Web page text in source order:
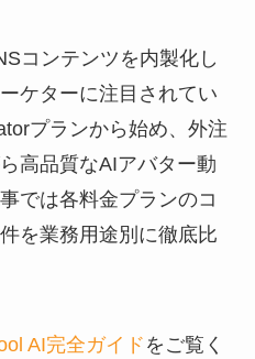
コンテンツを内製化し
ケターに注目されてい
プランから始め、外注
高品質なAIアバター動
では各料金プランのコ
を業務用途別に徹底比
AI完全ガイド をご覧く